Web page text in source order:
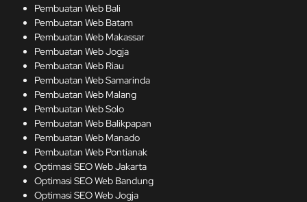
Pembuatan Web Bali
Pembuatan Web Batam
Pembuatan Web Makassar
Pembuatan Web Jogja
Pembuatan Web Riau
Pembuatan Web Samarinda
Pembuatan Web Malang
Pembuatan Web Solo
Pembuatan Web Balikpapan
Pembuatan Web Manado
Pembuatan Web Pontianak
Optimasi SEO Web Jakarta
Optimasi SEO Web Bandung
Optimasi SEO Web Jogja